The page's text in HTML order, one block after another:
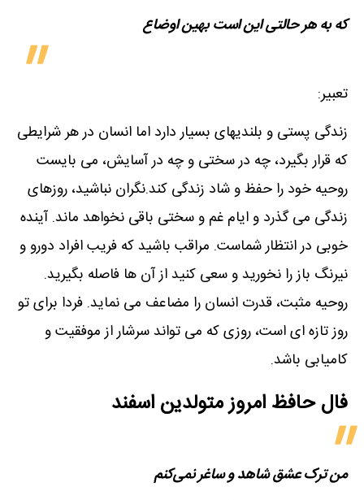
که به هر حالتی این است بهین اوضاع
تعبیر:
زندگی پستی و بلندیهای بسیار دارد اما انسان در هر شرایطی
که قرار بگیرد، چه در سختی و چه در آسایش، می بایست
روحیه خود را حفظ و شاد زندگی کند.نگران نباشید، روزهای
زندگی می گذرد و ایام غم و سختی باقی نخواهد ماند. آینده
خوبی در انتظار شماست. مراقب باشید که فریب افراد دورو و
نیرنگ باز را نخورید و سعی کنید از آن ها فاصله بگیرید.
روحیه مثبت، قدرت انسان را مضاعف می نماید. فردا برای تو
روز تازه ای است، روزی که می تواند سرشار از موفقیت و
کامیابی باشد.
فال حافظ امروز متولدین‌ اسفند
من ترک عشق شاهد و ساغر نمی‌کنم